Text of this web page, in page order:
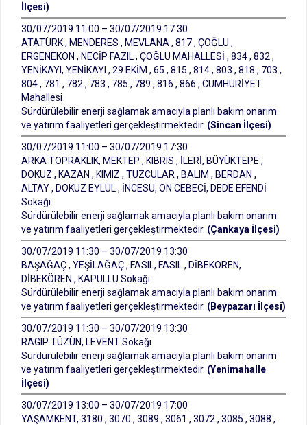
İlçesi)
30/07/2019 11:00 – 30/07/2019 17:30
ATATÜRK , MENDERES , MEVLANA , 817 , ÇOĞLU ,
ERGENEKON , NECİP FAZIL , ÇOĞLU MAHALLESİ , 834 , 832 ,
YENİKAYI, YENİKAYI , 29 EKİM , 65 , 815 , 814 , 803 , 818 , 703 ,
804 , 781 , 782 , 783 , 785 , 789 , 816 , 866 , CUMHURİYET
Mahallesi
Sürdürülebilir enerji sağlamak amacıyla planlı bakım onarım
ve yatırım faaliyetleri gerçekleştirmektedir. (Sincan İlçesi)
30/07/2019 11:00 – 30/07/2019 17:30
ARKA TOPRAKLIK, MEKTEP , KIBRIS , İLERİ, BÜYÜKTEPE ,
DOKUZ , KAZAN , KIMIZ , TUZCULAR , BALIM , BERDAN ,
ALTAY , DOKUZ EYLÜL , İNCESU, ÖN CEBECİ, DEDE EFENDİ
Sokağı
Sürdürülebilir enerji sağlamak amacıyla planlı bakım onarım
ve yatırım faaliyetleri gerçekleştirmektedir. (Çankaya İlçesi)
30/07/2019 11:30 – 30/07/2019 13:30
BAŞAĞAÇ , YEŞİLAĞAÇ , FASIL, FASIL , DİBEKÖREN,
DİBEKÖREN , KAPULLU Sokağı
Sürdürülebilir enerji sağlamak amacıyla planlı bakım onarım
ve yatırım faaliyetleri gerçekleştirmektedir. (Beypazarı İlçesi)
30/07/2019 11:30 – 30/07/2019 13:30
RAGIP TÜZÜN, LEVENT Sokağı
Sürdürülebilir enerji sağlamak amacıyla planlı bakım onarım
ve yatırım faaliyetleri gerçekleştirmektedir. (Yenimahalle
İlçesi)
30/07/2019 13:00 – 30/07/2019 17:00
YAŞAMKENT, 3180 , 3070 , 3089 , 3061 , 3072 , 3085 , 3088 ,